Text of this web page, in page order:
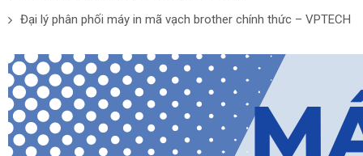
Đại lý phân phối máy in mã vạch brother chính thức – VPTECH